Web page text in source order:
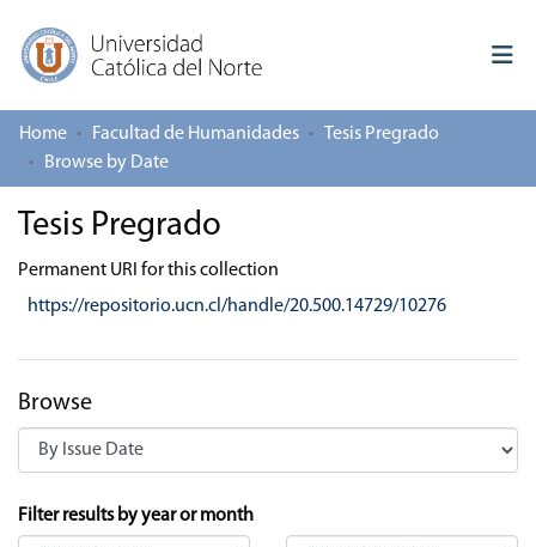
Log In
Communities & Collections
All of repository
Deposit
About repository
Home Facultad de Humanidades
Tesis Pregrado
Browse by Date
Tesis Pregrado
Permanent URI for this collection
https://repositorio.ucn.cl/handle/20.500.14729/10276
Browse
Browsing Tesis Pregrado by Issue Date
Filter results by year or month